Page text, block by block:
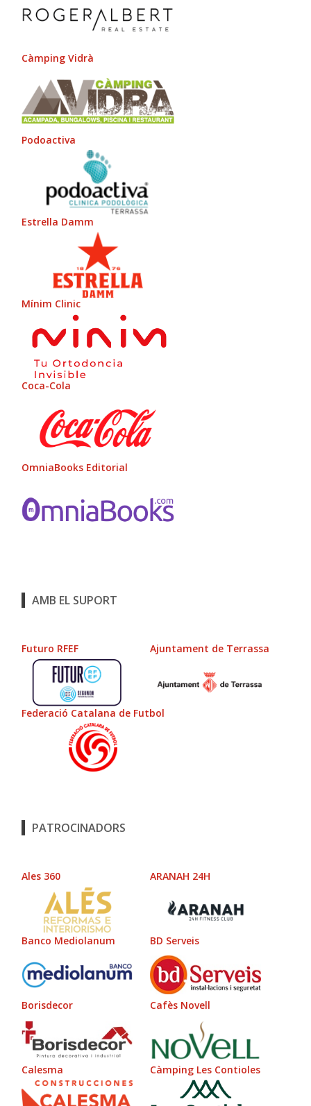
Càmping Vidrà
Podoactiva
Estrella Damm
Mínim Clinic
Coca-Cola
OmniaBooks Editorial
AMB EL SUPORT
Futuro RFEF Ajuntament de Terrassa
Federació Catalana de Futbol
PATROCINADORS
Ales 360 ARANAH 24H
Banco Mediolanum BD Serveis
Borisdecor Cafès Novell
Calesma Càmping Les Contioles